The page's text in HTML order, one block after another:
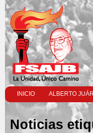
INICIO ALBERTO
Noticias